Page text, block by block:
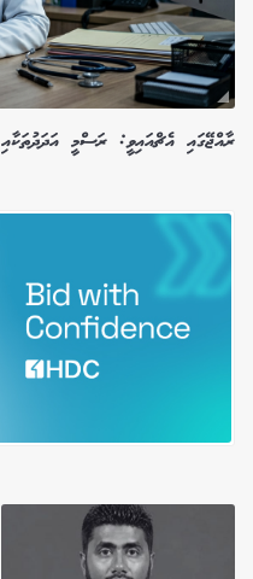
ރާއްޖޭގައި އެޗްއައިވީ: ރަސްމީ